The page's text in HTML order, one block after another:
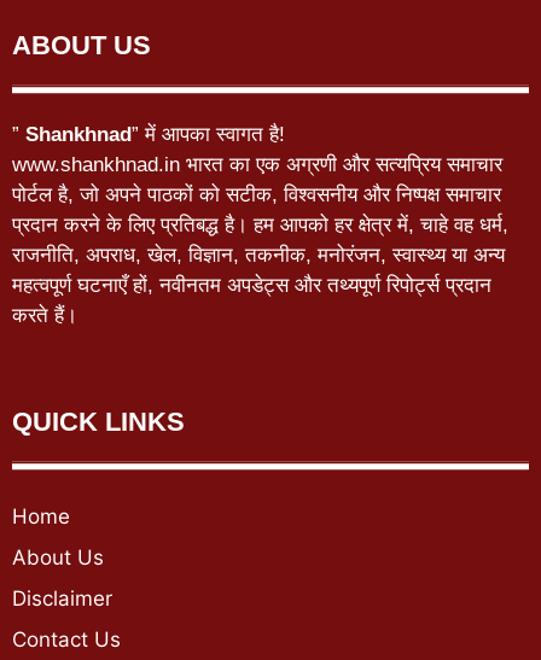
ABOUT US
” Shankhnad” में आपका स्वागत है!
www.shankhnad.in भारत का एक अग्रणी और सत्यप्रिय समाचार
पोर्टल है, जो अपने पाठकों को सटीक, विश्वसनीय और निष्पक्ष समाचार
प्रदान करने के लिए प्रतिबद्ध है। हम आपको हर क्षेत्र में, चाहे वह धर्म,
राजनीति, अपराध, खेल, विज्ञान, तकनीक, मनोरंजन, स्वास्थ्य या अन्य
महत्वपूर्ण घटनाएँ हों, नवीनतम अपडेट्स और तथ्यपूर्ण रिपोर्ट्स प्रदान
करते हैं।
QUICK LINKS
Home
About Us
Disclaimer
Contact Us